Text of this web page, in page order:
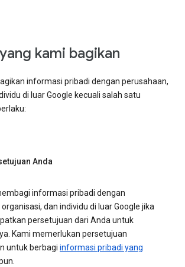
kami bagikan
informasi pribadi dengan perusahaan,
di luar Google kecuali salah satu
Anda
informasi pribadi dengan
dan individu di luar Google jika
persetujuan dari Anda untuk
Kami memerlukan persetujuan
untuk berbagi informasi pribadi yang